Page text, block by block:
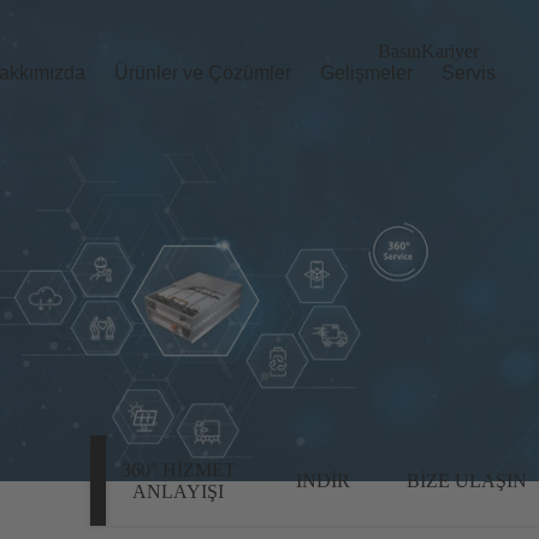
Ürünler ve Çözümler Gelişmeler Servis
Basın Kariyer
360° HIZMET
ANLAYIŞI
INDIR BIZE ULAŞIN